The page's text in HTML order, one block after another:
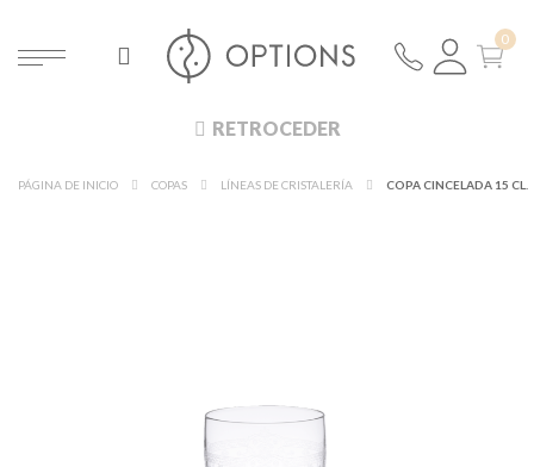
RETROCEDER
PÁGINA DE INICIO COPAS LÍNEAS DE CRISTALERÍA COPA CINCELADA 15 CL.